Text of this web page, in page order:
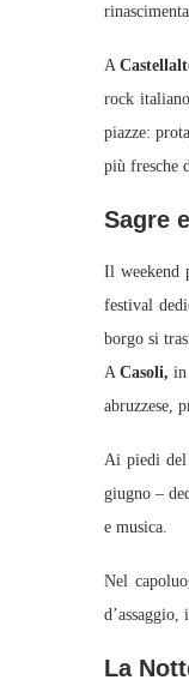
A
rock
piazze:
più fresche
Sagre
Il weekend
festival
borgo si
ACasoli, in
abruzzese,
Ai piedi del
giugno –
e musica.
Nel
La